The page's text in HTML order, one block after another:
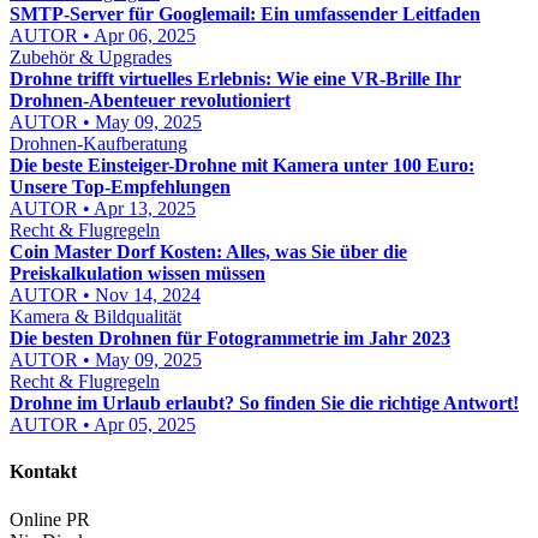
SMTP-Server für Googlemail: Ein umfassender Leitfaden
AUTOR • Apr 06, 2025
Zubehör & Upgrades
Drohne trifft virtuelles Erlebnis: Wie eine VR-Brille Ihr
Drohnen-Abenteuer revolutioniert
AUTOR • May 09, 2025
Drohnen-Kaufberatung
Die beste Einsteiger-Drohne mit Kamera unter 100 Euro:
Unsere Top-Empfehlungen
AUTOR • Apr 13, 2025
Recht & Flugregeln
Coin Master Dorf Kosten: Alles, was Sie über die
Preiskalkulation wissen müssen
AUTOR • Nov 14, 2024
Kamera & Bildqualität
Die besten Drohnen für Fotogrammetrie im Jahr 2023
AUTOR • May 09, 2025
Recht & Flugregeln
Drohne im Urlaub erlaubt? So finden Sie die richtige Antwort!
AUTOR • Apr 05, 2025
Kontakt
Online PR